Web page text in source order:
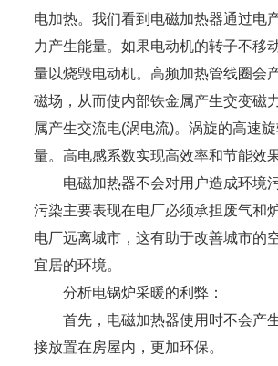
电加热。我们看到电磁加热器通过电
力产生能量。如果电动机的转子不移
量以烧毁电动机。高频加热管线圈会
磁场，从而使内部铁金属产生交变磁
属产生交流电(涡电流)。涡旋的高速
量。高电感系数实现高效率和节能效果
电磁加热器不会对用户造成环境
污染主要表现在电厂必须承担废气和
电厂远离城市，这有助于改善城市的
宜居的环境。
分析电锅炉采暖的利弊：
首先，电磁加热器使用时不会产
接放置在房屋内，更加环保。